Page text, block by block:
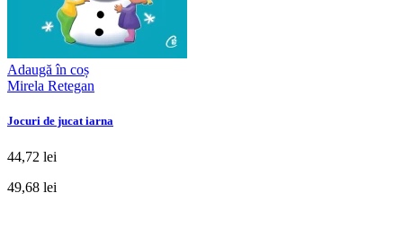
Adaugă în coș
Mirela Retegan
Jocuri de jucat iarna
44,72 lei
49,68 lei